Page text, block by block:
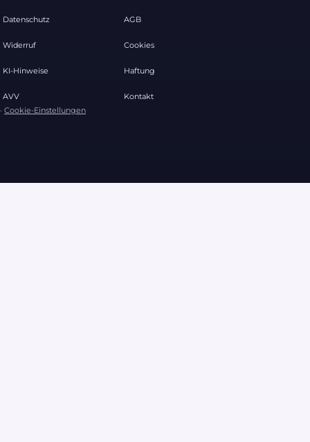
Datenschutz AGB
Widerruf Cookies
KI-Hinweise Haftung
AVV
Kontakt
· Cookie-Einstellungen